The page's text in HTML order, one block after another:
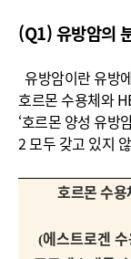
(Q1) 유방암의
유방암이란 유방
호르몬 수용체와
‘호르몬 양성 유방
2 모두 갖고 있지
호르몬 수용
(에스트로겐